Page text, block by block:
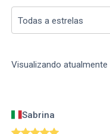
Todas a estrelas
Visualizando atualmente
Sabrina